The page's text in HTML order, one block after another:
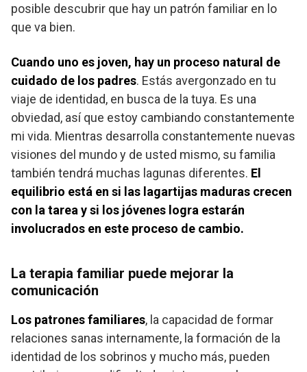
posible descubrir que hay un patrón familiar en lo
que va bien.
Cuando uno es joven, hay un proceso natural de
cuidado de los padres. Estás avergonzado en tu
viaje de identidad, en busca de la tuya. Es una
obviedad, así que estoy cambiando constantemente
mi vida. Mientras desarrolla constantemente nuevas
visiones del mundo y de usted mismo, su familia
también tendrá muchas lagunas diferentes. El
equilibrio está en si las lagartijas maduras crecen
con la tarea y si los jóvenes logra estarán
involucrados en este proceso de cambio.
La terapia familiar puede mejorar la
comunicación
Los patrones familiares, la capacidad de formar
relaciones sanas internamente, la formación de la
identidad de los sobrinos y mucho más, pueden